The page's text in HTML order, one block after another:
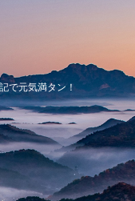
で元気満タン！